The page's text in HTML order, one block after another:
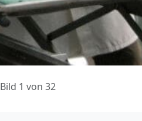
Bild 1 von 32